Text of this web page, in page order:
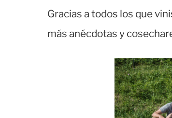
Gracias a todos los que
más anécdotas y